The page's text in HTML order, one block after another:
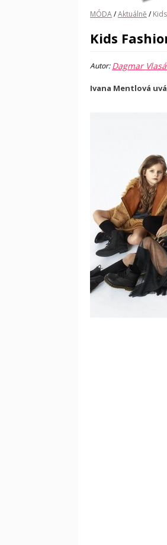
MÓDA/Aktuálně /
Kids
Autor:Dagmar
Ivana Mentlová